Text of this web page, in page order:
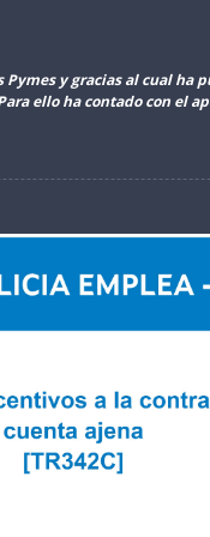
y gracias al cual ha
ello ha contado con el